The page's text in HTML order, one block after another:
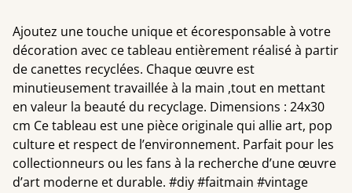
Ajoutez une touche unique et écoresponsable à votre
décoration avec ce tableau entièrement réalisé à partir
de canettes recyclées. Chaque œuvre est
minutieusement travaillée à la main ,tout en mettant
en valeur la beauté du recyclage. Dimensions : 24x30
cm Ce tableau est une pièce originale qui allie art, pop
culture et respect de l’environnement. Parfait pour les
collectionneurs ou les fans à la recherche d’une œuvre
d’art moderne et durable. #diy #faitmain #vintage